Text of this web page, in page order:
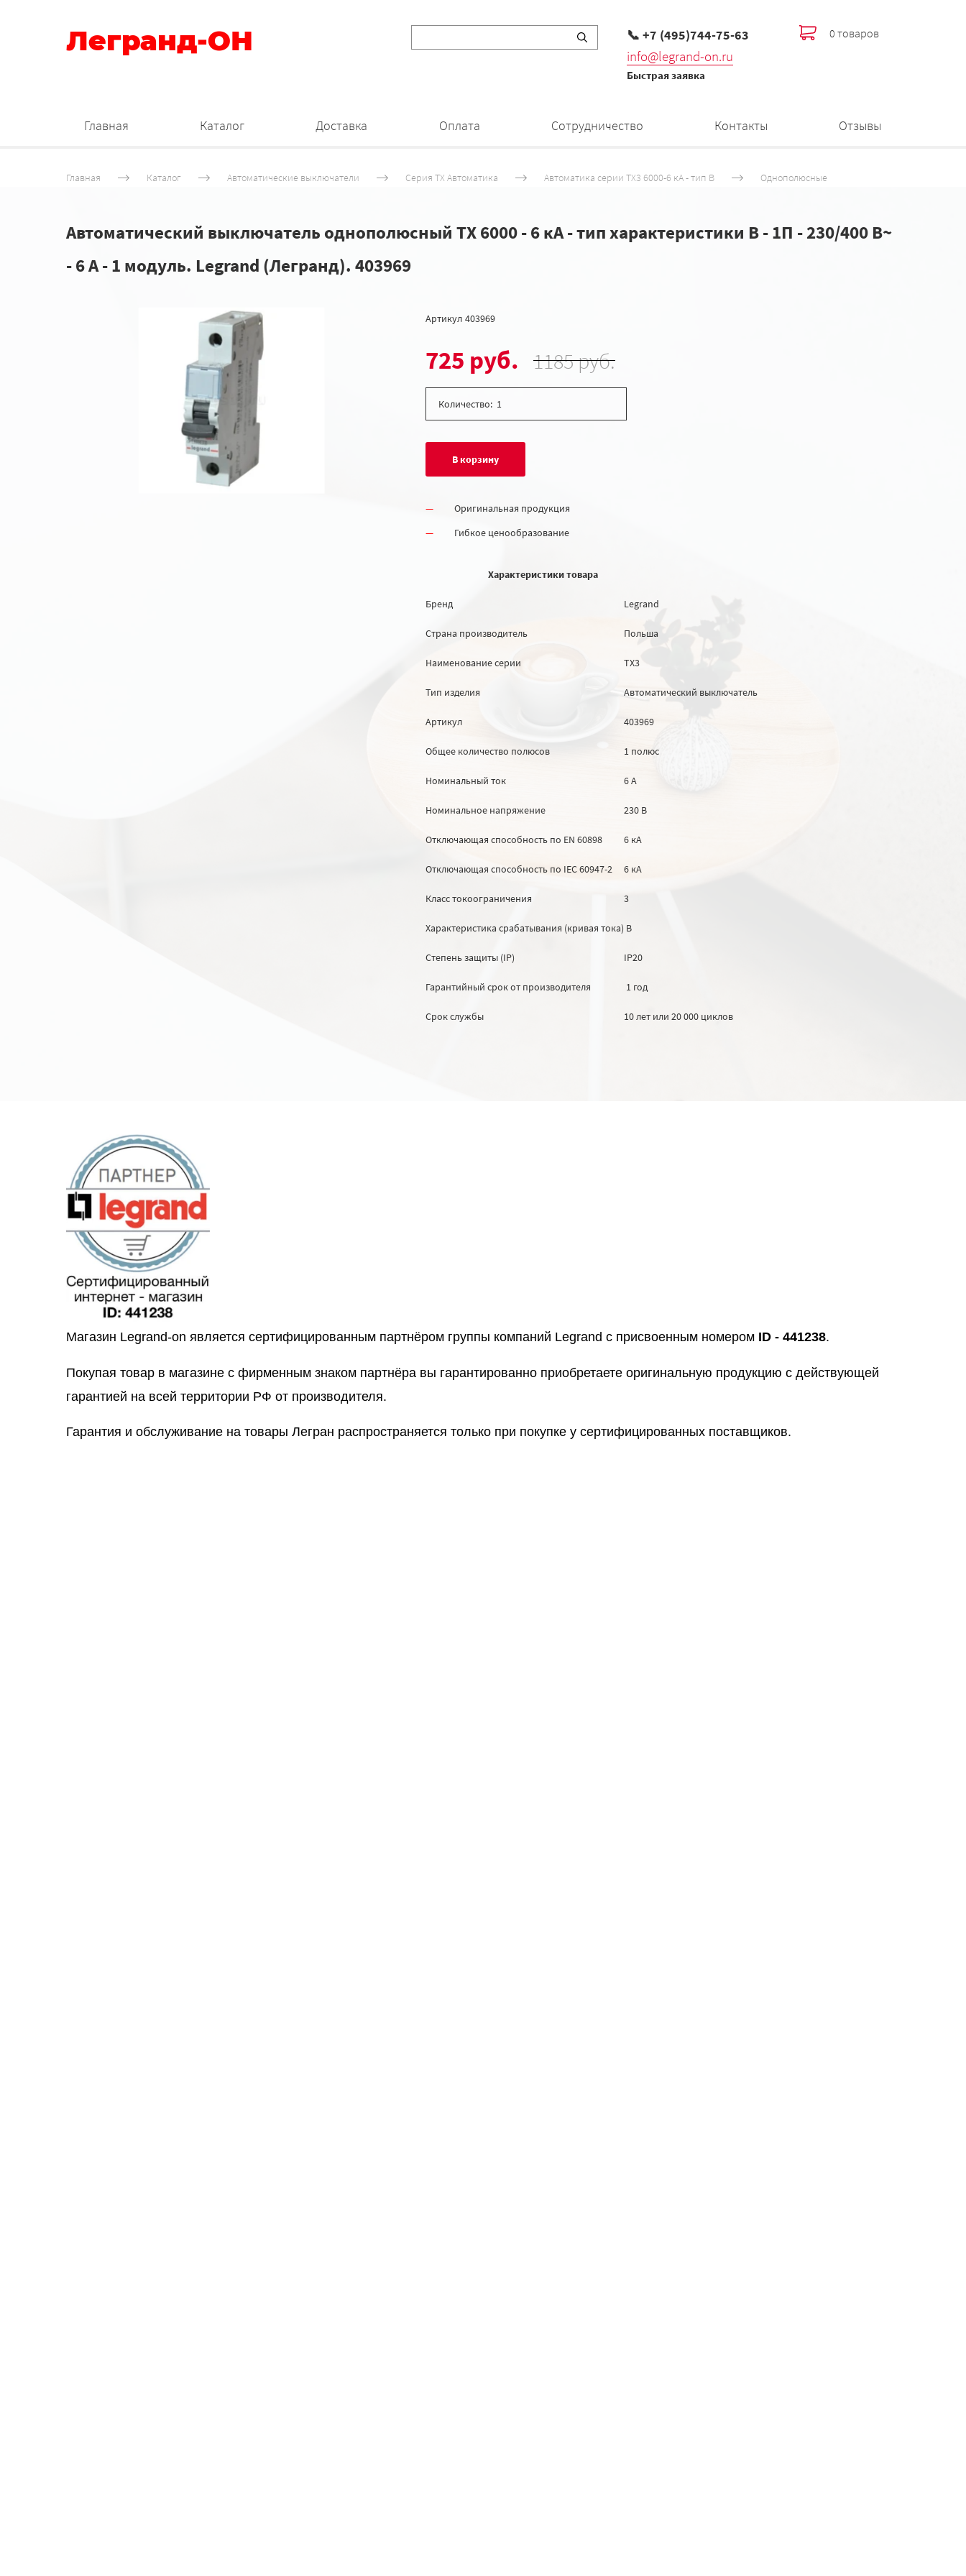
Легранд-ОН 📞 +7 (495)744-75-63
info@legrand-on.ru
Быстрая заявка
0 товаров
Главная Каталог Доставка Оплата Сотрудничество Контакты Отзывы
Главная Каталог Автоматические выключатели Серия ТХ Автоматика Автоматика серии TX3 6000-6 кА - тип B Однополюсные
Автоматический выключатель однополюсный TX 6000 - 6 кА - тип характеристики B - 1П - 230/400 В~
- 6 А - 1 модуль. Legrand (Легранд). 403969
Артикул 403969
725 руб. 1185 руб.
Количество:
В корзину
Оригинальная продукция
Гибкое ценообразование
Характеристики товара
Бренд Legrand
Страна производитель Польша
Наименование серии TX3
Тип изделия Автоматический выключатель
Артикул 403969
Общее количество полюсов 1 полюс
Номинальный ток 6 А
Номинальное напряжение 230 В
Отключающая способность по EN 60898 6 кА
Отключающая способность по IEC 60947-2 6 кА
Класс токоограничения 3
Характеристика срабатывания (кривая тока) B
Степень защиты (IP) IP20
Гарантийный срок от производителя 1 год
Срок службы 10 лет или 20 000 циклов
Магазин Legrand-on является сертифицированным партнёром группы компаний Legrand с присвоенным номером ID - 441238.
Покупая товар в магазине с фирменным знаком партнёра вы гарантированно приобретаете оригинальную продукцию с действующей
гарантией на всей территории РФ от производителя.
Гарантия и обслуживание на товары Легран распространяется только при покупке у сертифицированных поставщиков.